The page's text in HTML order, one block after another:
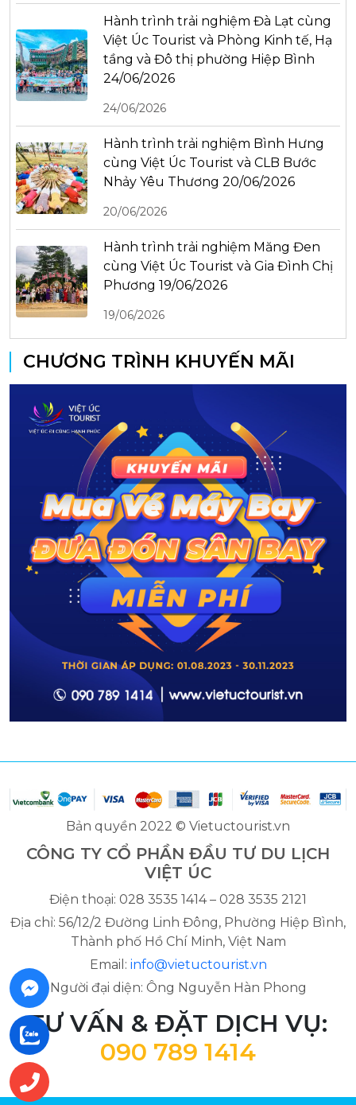
Hành trình trải nghiệm Đà Lạt cùng
Việt Úc Tourist và Phòng Kinh tế, Hạ
tầng và Đô thị phường Hiệp Bình
24/06/2026
24/06/2026
Hành trình trải nghiệm Bình Hưng
cùng Việt Úc Tourist và CLB Bước
Nhảy Yêu Thương 20/06/2026
20/06/2026
Hành trình trải nghiệm Măng Đen
cùng Việt Úc Tourist và Gia Đình Chị
Phương 19/06/2026
19/06/2026
CHƯƠNG TRÌNH KHUYẾN MÃI
Bản quyền 2022 © Vietuctourist.vn
CÔNG TY CỔ PHẦN ĐẦU TƯ DU LỊCH
VIỆT ÚC
Điện thoại: 028 3535 1414 – 028 3535 2121
Địa chỉ: 56/12/2 Đường Linh Đông, Phường Hiệp Bình,
Thành phố Hồ Chí Minh, Việt Nam
Email: info@vietuctourist.vn
Người đại diện: Ông Nguyễn Hàn Phong
TƯ VẤN & ĐẶT DỊCH VỤ:
090 789 1414